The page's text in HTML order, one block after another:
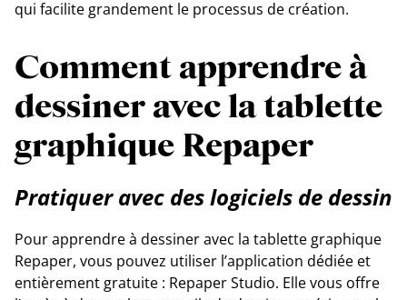
qui facilite grandement le processus de création.
Comment apprendre à
dessiner avec la tablette
graphique Repaper
Pratiquer avec des logiciels de dessin
Pour apprendre à dessiner avec la tablette graphique
Repaper, vous pouvez utiliser l’application dédiée et
entièrement gratuite : Repaper Studio. Elle vous offre